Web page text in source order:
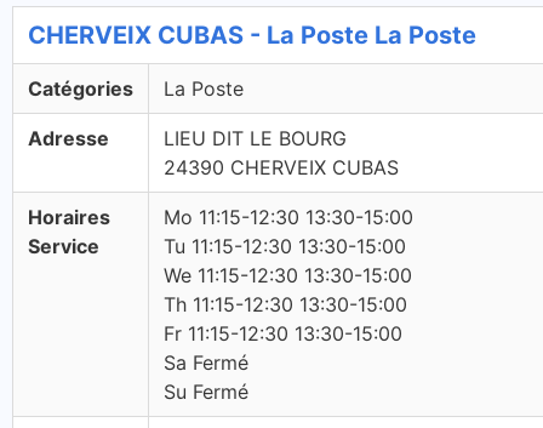
CHERVEIX CUBAS - La Poste La Poste
Catégories La Poste
Adresse
LIEU DIT LE BOURG
24390 CHERVEIX CUBAS
Horaires
Service
Mo 11:15-12:30 13:30-15:00
Tu 11:15-12:30 13:30-15:00
We 11:15-12:30 13:30-15:00
Th 11:15-12:30 13:30-15:00
Fr 11:15-12:30 13:30-15:00
Sa Fermé
Su Fermé